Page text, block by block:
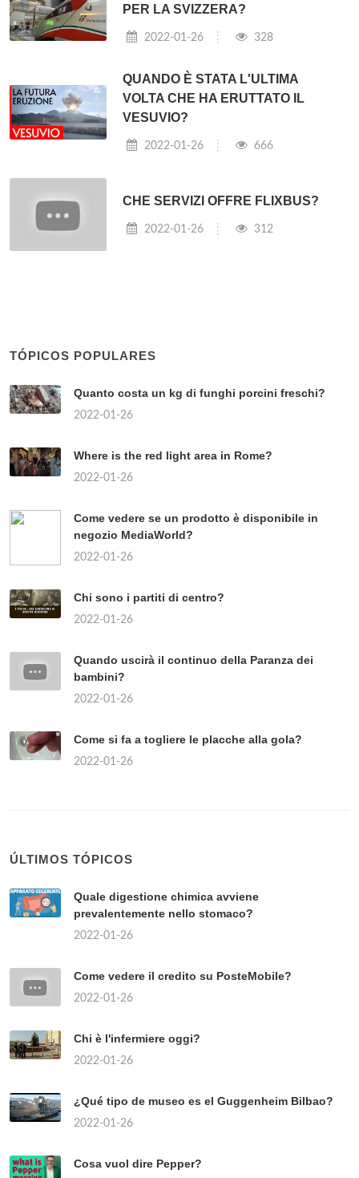
PER LA SVIZZERA?
2022-01-26 328
QUANDO È STATA L'ULTIMA
VOLTA CHE HA ERUTTATO IL
VESUVIO?
2022-01-26 666
CHE SERVIZI OFFRE FLIXBUS?
2022-01-26 312
TÓPICOS POPULARES
Quanto costa un kg di funghi porcini freschi?
2022-01-26
Where is the red light area in Rome?
2022-01-26
Come vedere se un prodotto è disponibile in
negozio MediaWorld?
2022-01-26
Chi sono i partiti di centro?
2022-01-26
Quando uscirà il continuo della Paranza dei
bambini?
2022-01-26
Come si fa a togliere le placche alla gola?
2022-01-26
ÚLTIMOS TÓPICOS
Quale digestione chimica avviene
prevalentemente nello stomaco?
2022-01-26
Come vedere il credito su PosteMobile?
2022-01-26
Chi è l'infermiere oggi?
2022-01-26
¿Qué tipo de museo es el Guggenheim Bilbao?
2022-01-26
Cosa vuol dire Pepper?